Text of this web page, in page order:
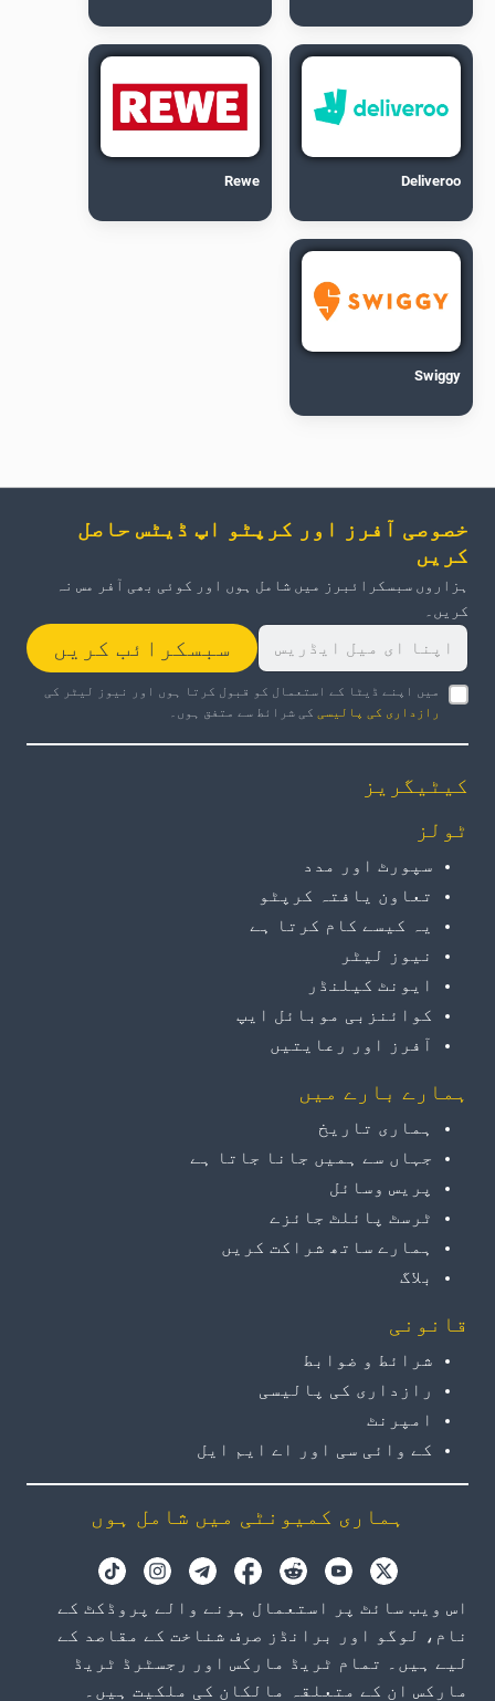
Deliveroo
Rewe
Swiggy
خصوصی آفرز اور کرپٹو اپ ڈیٹس حاصل
کریں
ہزاروں سبسکرائبرز میں شامل ہوں اور کوئی بھی آفر مس نہ
کریں۔
سبسکرائب کریں
میں اپنے ڈیٹا کے استعمال کو قبول کرتا ہوں اور نیوز لیٹر کی
رازداری کی پالیسی
کی شرائط سے متفق ہوں۔
کیٹیگریز
ٹولز
سپورٹ اور مدد
تعاون یافتہ کرپٹو
یہ کیسے کام کرتا ہے
نیوز لیٹر
ایونٹ کیلنڈر
کوائنزبی موبائل ایپ
آفرز اور رعایتیں
ہمارے بارے میں
ہماری تاریخ
جہاں سے ہمیں جانا جاتا ہے
پریس وسائل
ٹرسٹ پائلٹ جائزے
ہمارے ساتھ شراکت کریں
بلاگ
قانونی
شرائط و ضوابط
رازداری کی پالیسی
امپرنٹ
کے وائی سی اور اے ایم ایل
ہماری کمیونٹی میں شامل ہوں
اس ویب سائٹ پر استعمال ہونے والے پروڈکٹ کے
نام، لوگو اور برانڈز صرف شناخت کے مقاصد کے
لیے ہیں۔ تمام ٹریڈ مارکس اور رجسٹرڈ ٹریڈ
مارکس ان کے متعلقہ مالکان کی ملکیت ہیں۔